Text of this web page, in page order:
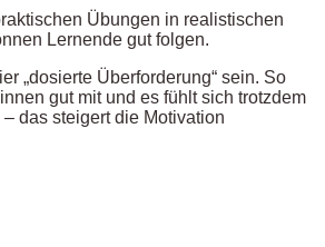
Übungen in realistischen
Lernende gut folgen.
„dosierte Überforderung“ sein. So
gut mit und es fühlt sich trotzdem
das steigert die Motivation